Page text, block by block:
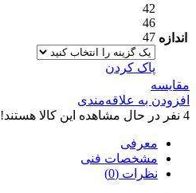
اندازه
42
46
47
پاک کردن
مقایسه
افزودن به علاقه‌مندی
4 نفر در حال مشاهده این کالا هستند!
معرفی
مشخصات فنی
نظرات (0)